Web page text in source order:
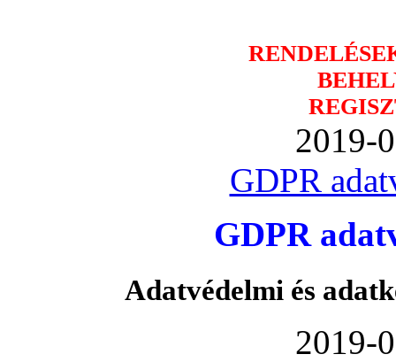
2019-
GDPR
GDPR
Adatvédelmi és
2019-